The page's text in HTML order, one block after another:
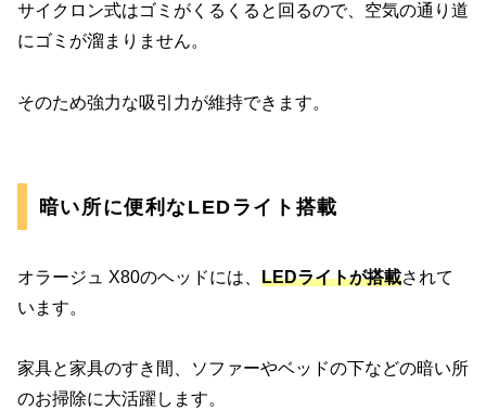
サイクロン式はゴミがくるくると回るので、空気の通り道
にゴミが溜まりません。
そのため強力な吸引力が維持できます。
暗い所に便利なLEDライト搭載
オラージュ X80のヘッドには、 LEDライトが搭載されて
います。
家具と家具のすき間、ソファーやベッドの下などの暗い所
のお掃除に大活躍します。